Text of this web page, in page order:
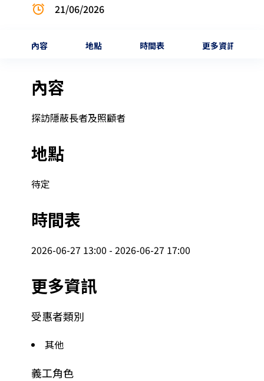
21/06/2026
內容 地點 時間表 更多資訊
內容
探訪隱蔽長者及照顧者
地點
待定
時間表
2026-06-27 13:00 - 2026-06-27 17:00
更多資訊
受惠者類別
其他
義工角色